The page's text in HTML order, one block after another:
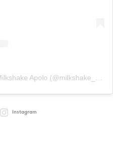
Instagram